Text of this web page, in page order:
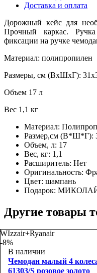
Доставка и оплата
Дорожный кейс для
Прочный каркас.
фиксации на ручке
Материал: полипропилен
Размеры, см (ВхШхГ):
Объем 17 л
Вес 1,1 кг
Материал:
Размер,см (В*Ш*Г):
Объем, л: 17
Вес, кг: 1,1
Расширитель: Нет
Оригинальность:
Цвет: шампань
Подарок:
Другие товары
WIzzair+Ryanair
-8%
В наличии
Чемодан малый 4
61303/S розовое золото